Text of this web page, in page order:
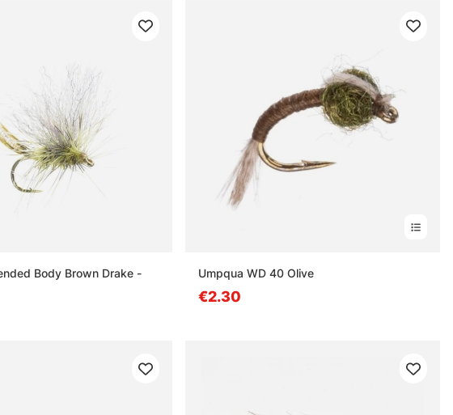
Body Brown Drake -
Umpqua WD 40 Olive
€2.30